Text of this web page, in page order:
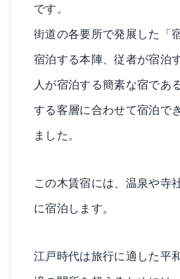
です。
街道の各要所で発展した「
宿泊する本陣、従者が宿泊
人が宿泊する簡素な宿であ
する客層に合わせて宿泊で
ました。
この木賃宿には、温泉や寺
に宿泊します。
江戸時代は旅行に適した平